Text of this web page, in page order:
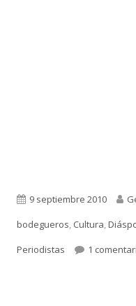
Publicado
el
9 septiembre 2010
bodegueros, Cultura,
Periodistas
1